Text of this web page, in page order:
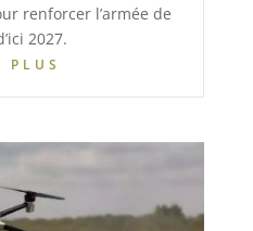
renforcer l’armée de
2027.
PLUS